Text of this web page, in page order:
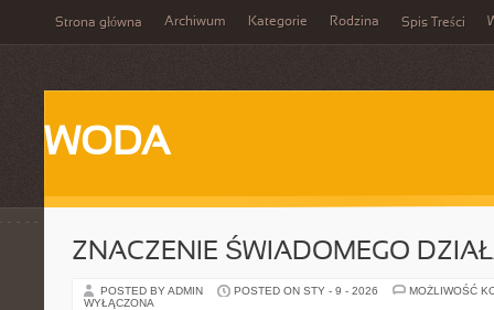
Strona główna Archiwum Kategorie Rodzina Spis Treści
WODA
ZNACZENIE ŚWIADOMEGO
POSTED BY ADMIN POSTED ON STY - 9 - 2026
MOŻLIWOŚĆ
WYŁĄCZONA